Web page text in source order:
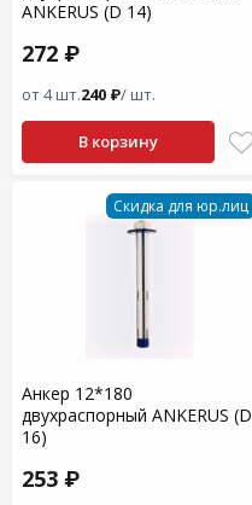
ANKERUS (D 14)
272 ₽
от 4 шт.240 ₽/ шт.
В корзину
Скидка для юр.лиц
Анкер 12*180
двухраспорный ANKERUS (D
16)
253 ₽